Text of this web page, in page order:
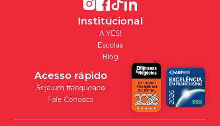
Institucional
A YES!
Escolas
Blog
Acesso rápido
Seja um franqueado
Fale Conosco